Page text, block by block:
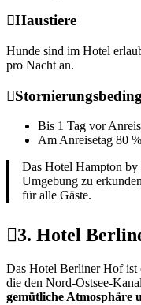
Haustiere
Hunde sind im Hotel
pro Nacht an.
Bis 1 Tag vor
Am Anreisetag 80
Das Hotel Hampton by Hilton ist ideal gelegen, um die
Umgebung zu
für alle Gäste.
3. Hotel
Das Hotel Berliner Hof ist
die den Nord-Ostsee-
gemütliche Atmosphäre